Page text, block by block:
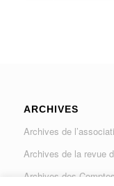
ARCHIVES
Archives de
Archives de la revue
Archives des